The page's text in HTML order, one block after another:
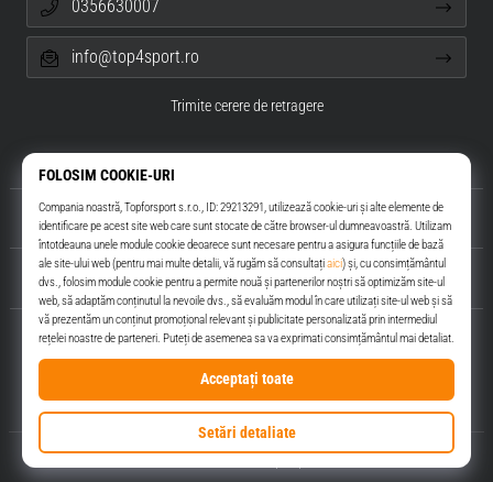
Top4Sport.ro
Despre noi
Servicii clienți
0356630007
info@top4sport.ro
Trimite cerere de retragere